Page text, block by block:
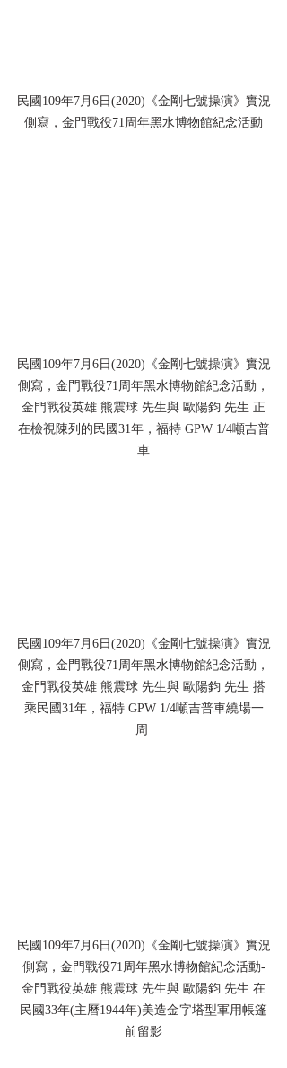
民國109年7月6日(2020)《金剛七號操演》實況
側寫，金門戰役71周年黑水博物館紀念活動
民國109年7月6日(2020)《金剛七號操演》實況
側寫，金門戰役71周年黑水博物館紀念活動，
金門戰役英雄 熊震球 先生與 歐陽鈞 先生 正
在檢視陳列的 民國31年，福特 GPW 1/4噸吉普
車
民國109年7月6日(2020)《金剛七號操演》實況
側寫，金門戰役71周年黑水博物館紀念活動，
金門戰役英雄 熊震球 先生與 歐陽鈞 先生 搭
乘 民國31年，福特 GPW 1/4噸吉普車繞場一
周
民國109年7月6日(2020)《金剛七號操演》實況
側寫，金門戰役71周年黑水博物館紀念活動-
金門戰役英雄 熊震球 先生與 歐陽鈞 先生 在
民國33年(主曆1944年)美造金字塔型軍用帳篷
前留影